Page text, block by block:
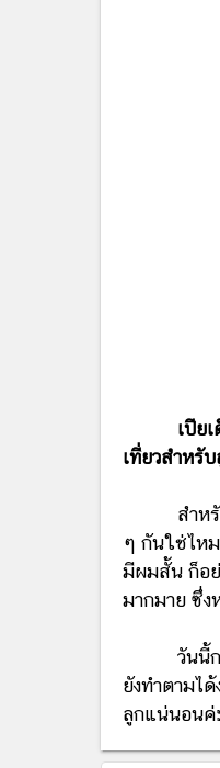
เปีย
เที่ยวสำหรั
สำหรับคุ
ๆ กันใช่ไห
มีผมสั้น ก็อย่
มากมาย ซึ่ง
วันนี้กร
ยังทำตามไ
ลูกแน่นอนค่